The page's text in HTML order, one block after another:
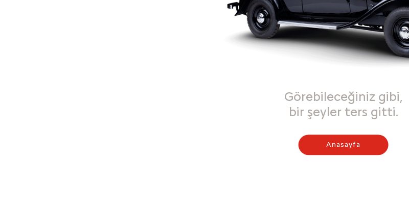
Görebileceğiniz gibi,
bir şeyler ters gitti.
Anasayfa